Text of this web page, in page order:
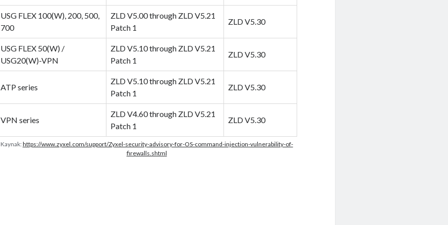
USG FLEX 100(W), 200, 500,
700
ZLD V5.00 through ZLD V5.21
Patch 1
ZLD V5.30
USG FLEX 50(W) /
USG20(W)-VPN
ZLD V5.10 through ZLD V5.21
Patch 1
ZLD V5.30
ATP series
ZLD V5.10 through ZLD V5.21
Patch 1
ZLD V5.30
VPN series
ZLD V4.60 through ZLD V5.21
Patch 1
ZLD V5.30
Kaynak:https://www.zyxel.com/support/Zyxel-security-advisory-for-OS-command-injection-vulnerability-of-
firewalls.shtml